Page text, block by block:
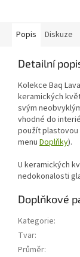
Popis Diskuze
Detailní
Kolekce Baq
keramických
svým
vhodné do
použít plastovou
menu Doplňky).
U keramických
nedokonalosti
Doplňkové
Kategorie:
Tvar:
Průměr: